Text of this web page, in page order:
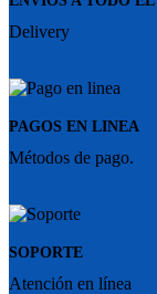
Delivery
PAGOS EN LINEA
Métodos de pago.
SOPORTE
Atención en línea